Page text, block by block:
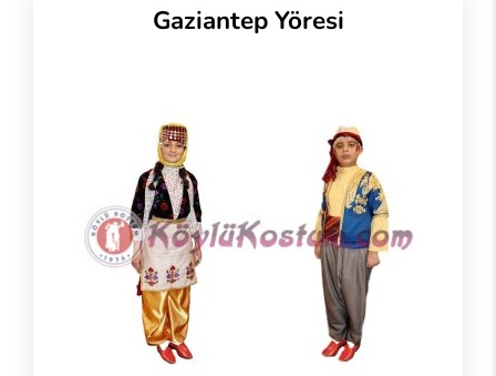
Gaziantep Yöresi